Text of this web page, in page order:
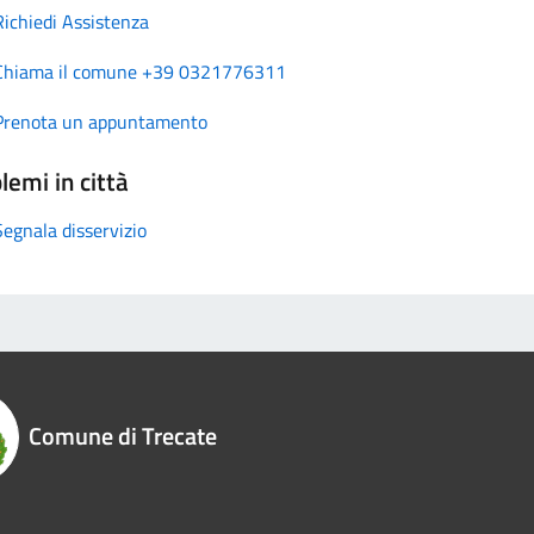
Assistenza
il comune +39 0321776311
un appuntamento
in città
disservizio
Comune di Trecate